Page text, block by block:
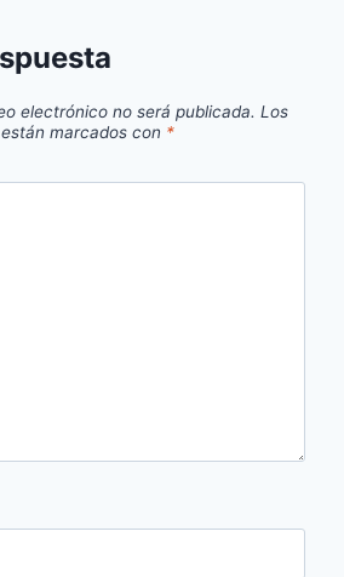
electrónico no será publicada. Los
marcados con *